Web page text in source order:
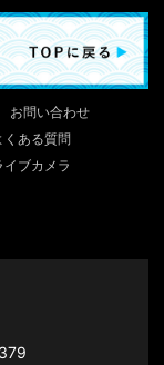
お問い合わせ
くある質問
イブカメラ